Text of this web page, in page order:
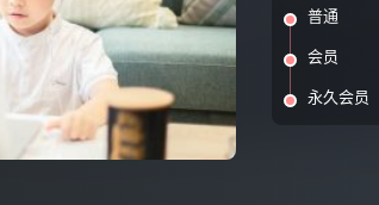
普通
会员
永久会员